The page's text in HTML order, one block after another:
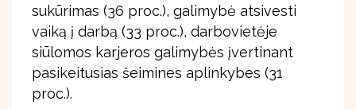
sukūrimas (36 proc.), galimybė atsivesti
vaiką į darbą (33 proc.), darbovietėje
siūlomos karjeros galimybės įvertinant
pasikeitusias šeimines aplinkybes (31
proc.).